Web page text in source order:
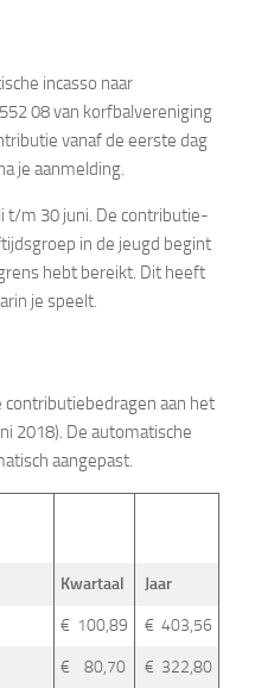
incasso naar
08 van korfbalvereniging
vanaf de eerste dag
je aanmelding.
t/m 30 juni. De contributie-
in de jeugd begint
hebt bereikt. Dit heeft
je speelt.
contributiebedragen aan het
2018). De automatische
aangepast.
Kwartaal Jaar
€ 100,89 € 403,56
€ 80,70 € 322,80